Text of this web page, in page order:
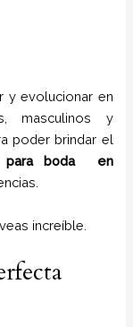
y evolucionar en
masculinos y
poder brindar el
boda
en
increíble.